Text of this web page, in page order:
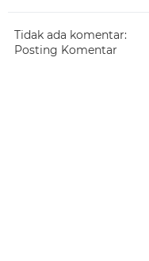
Tidak ada komentar:
Posting Komentar